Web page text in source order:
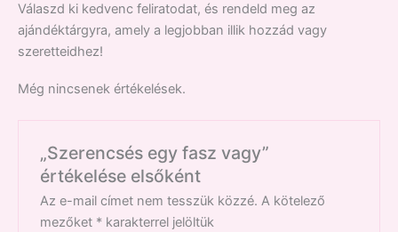
Válaszd ki kedvenc feliratodat, és rendeld meg az
ajándéktárgyra, amely a legjobban illik hozzád vagy
szeretteidhez!
Még nincsenek értékelések.
„Szerencsés egy fasz vagy”
értékelése elsőként
Az e-mail címet nem tesszük közzé. A kötelező
mezőket * karakterrel jelöltük